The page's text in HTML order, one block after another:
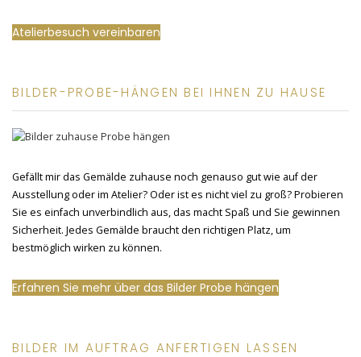
Atelierbesuch vereinbaren
BILDER-PROBE-HÄNGEN BEI IHNEN ZU HAUSE
Gefällt mir das Gemälde zuhause noch genauso gut wie auf der
Ausstellung oder im Atelier? Oder ist es nicht viel zu groß? Probieren
Sie es einfach unverbindlich aus, das macht Spaß und Sie gewinnen
Sicherheit. Jedes Gemälde braucht den richtigen Platz, um
bestmöglich wirken zu können.
Erfahren Sie mehr über das Bilder Probe hängen
BILDER IM AUFTRAG ANFERTIGEN LASSEN